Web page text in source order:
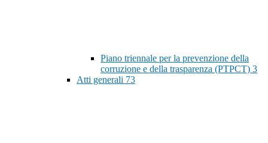
Piano triennale per la prevenzione della
corruzione e della trasparenza (PTPCT) 3
Atti generali 73